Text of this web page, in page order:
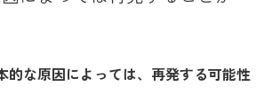
的な原因によっては、再発する可能性